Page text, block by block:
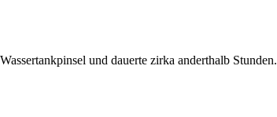
und dauerte zirka anderthalb Stunden.